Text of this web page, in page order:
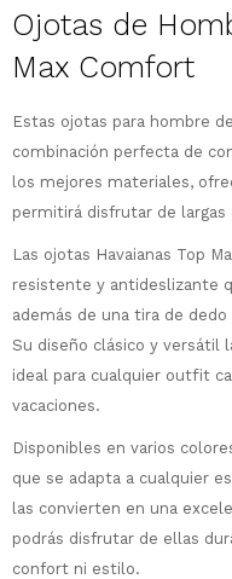
Ojotas de
Max Comfort
Estas ojotas para hombre
combinación perfecta de
los mejores materiales,
permitirá disfrutar de largas
Las ojotas Havaianas Top
resistente y antideslizante
además de una tira de
Su diseño clásico y versátil
ideal para cualquier outfit
vacaciones.
Disponibles en varios
que se adapta a cualquier
las convierten en una
podrás disfrutar de ellas
confort ni estilo.
¡Sumate a
Comprá en 3
en 12
Verifica si
con
Cédula de
Celular
Fecha de
Día Mes
Estás calificado
Elegís Pago
* sujeto a
disponible
Parece que no
el
Por favor